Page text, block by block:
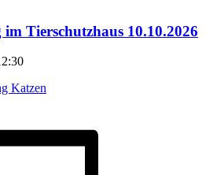
Tierschutzhaus 10.10.2026
Katzen